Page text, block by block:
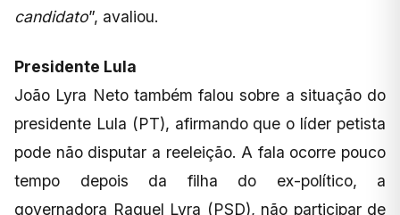
candidato”, avaliou.
Presidente Lula
João Lyra Neto também falou sobre a situação do
presidente Lula (PT), afirmando que o líder petista
pode não disputar a reeleição. A fala ocorre pouco
tempo depois da filha do ex-político, a
governadora Raquel Lyra (PSD), não participar de